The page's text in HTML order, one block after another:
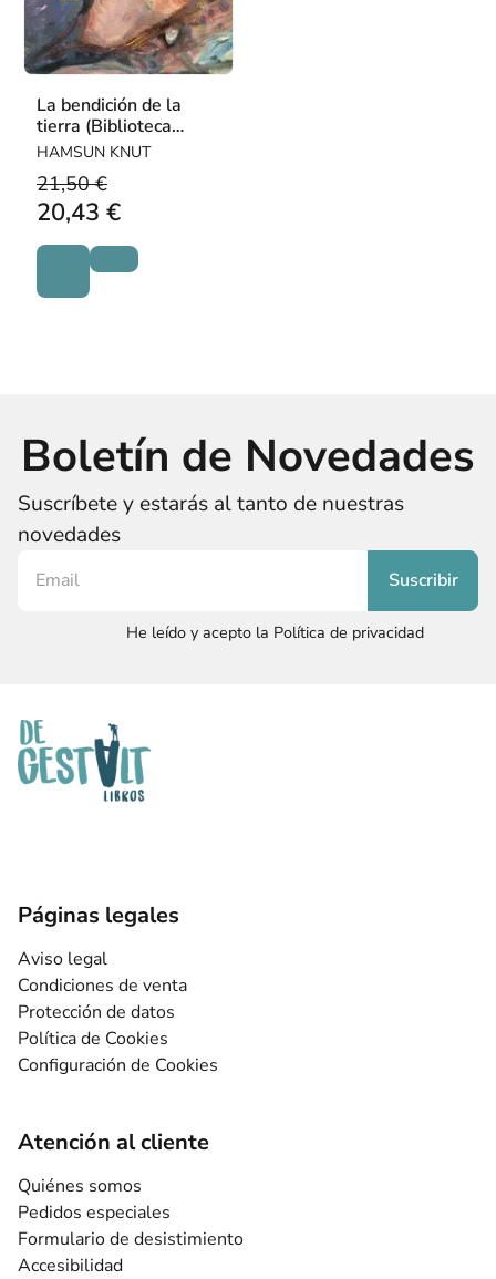
La bendición de la
tierra (Biblioteca
Hamsun)
HAMSUN KNUT
21,50 €
20,43 €
Boletín de Novedades
Suscríbete y estarás al tanto de nuestras
novedades
He leído y acepto la Política de privacidad
Páginas legales
Aviso legal
Condiciones de venta
Protección de datos
Política de Cookies
Configuración de Cookies
Atención al cliente
Quiénes somos
Pedidos especiales
Formulario de desistimiento
Accesibilidad